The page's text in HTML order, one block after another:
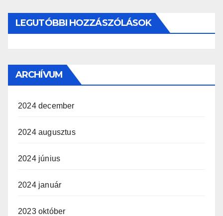
LEGUTÓBBI HOZZÁSZÓLÁSOK
ARCHÍVUM
2024 december
2024 augusztus
2024 június
2024 január
2023 október